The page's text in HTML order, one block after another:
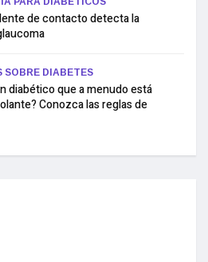
de contacto detecta la
SOBRE DIABETES
diabético que a menudo está
Conozca las reglas de